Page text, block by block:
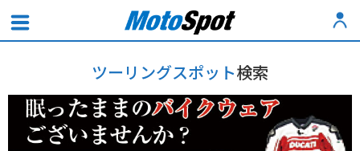
ツーリングスポット検索